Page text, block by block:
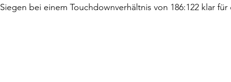
Siegen bei einem Touchdownverhältnis von 186:122 klar